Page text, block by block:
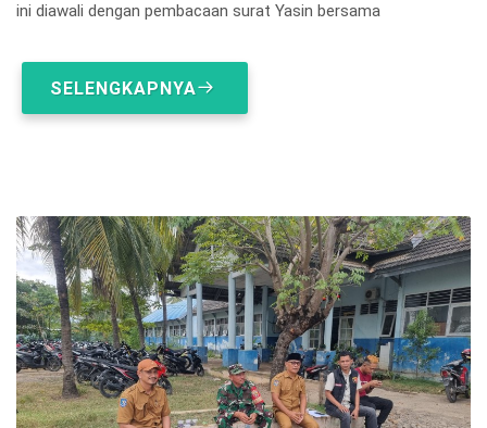
ini diawali dengan pembacaan surat Yasin bersama
SELENGKAPNYA